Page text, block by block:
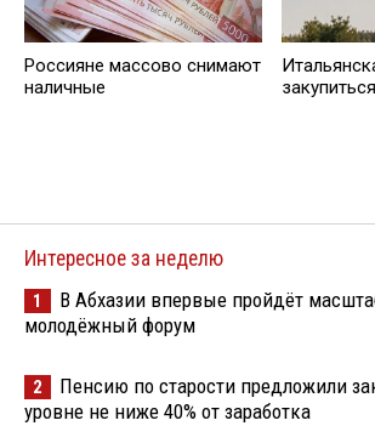
Россияне массово снимают
наличные
Интересное за неделю
1
В Абхазии впервые пройдёт
молодёжный форум
2
Пенсию по старости предложили
уровне не ниже 40% от заработка